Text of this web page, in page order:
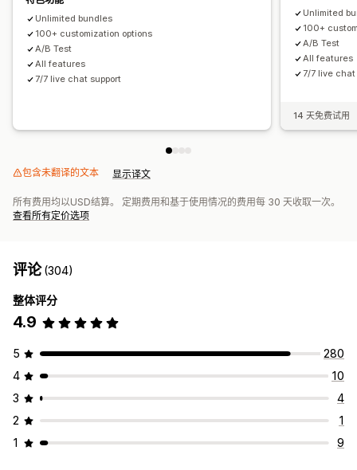
Unlimited bundles
100+ customization options
A/B Test
All features
7/7 live chat support
Unlimited
100+
A/B Test
All features
7/7 live chat
14 天免费试用
包含未翻译的文本 显示译文
所有费用均以USD结算。 定期费用和基于使用情况的费用每 30 天收取一次。
查看所有定价选项
评论(304)
整体评分
4.9
5
280
4
10
3
4
2
1
1
9